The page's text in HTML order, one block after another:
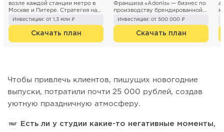
возле каждой станции метро в
Москве и Питере. Стратегия на
ближайшие 3 года ...
Инвестиции: от 1,3 млн ₽
Скачать план
Франшиза «Adonis» — бизнес по
производству брендированной
продукции (печать...
Инвестиции: от 500 000 ₽
Скачать план
Чтобы привлечь клиентов, пишущих новогодние
выпуски, потратили почти 25 000 рублей, создав
уютную праздничную атмосферу.
Есть ли у студии какие-то негативные моменты,